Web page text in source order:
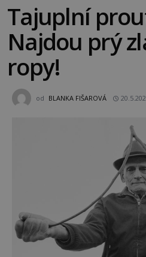
Tajuplní
Najdou prý
ropy!
od BLANKA FIŠAROVÁ